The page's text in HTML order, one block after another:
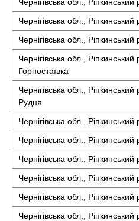
Чернігівська обл., Ріпкинський
Чернігівська обл., Ріпкинський
Чернігівська обл., Ріпкинський
Горностаївка
Чернігівська обл.,
Рудня
Чернігівська обл., Ріпкинський
Чернігівська обл.,
Чернігівська обл.,
Чернігівська обл.,
Чернігівська обл.,
Чернігівська обл., Ріпкинський